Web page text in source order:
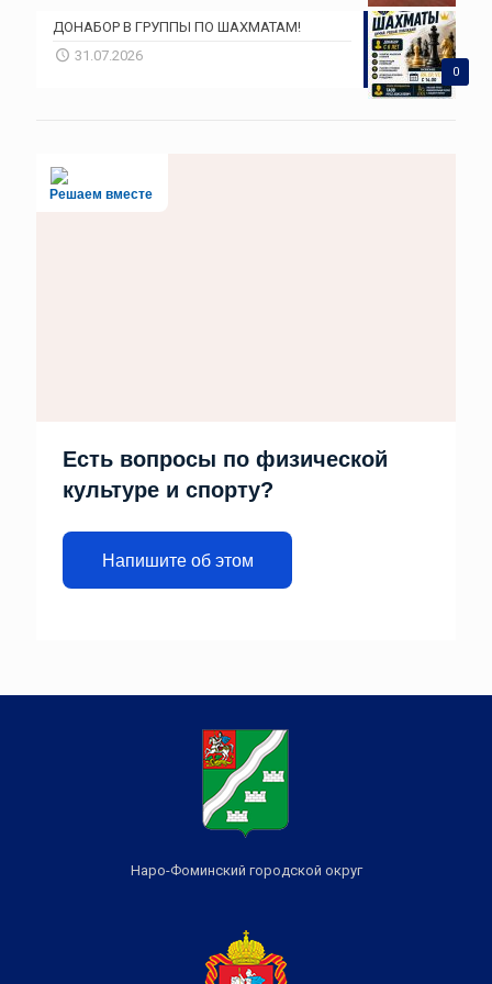
0
ДОНАБОР В ГРУППЫ ПО ШАХМАТАМ!
31.07.2026
Решаем вместе
Есть вопросы по физической
культуре и спорту?
Напишите об этом
Наро-Фоминский городской округ